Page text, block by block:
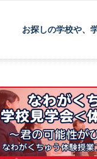
お探しの学校や、